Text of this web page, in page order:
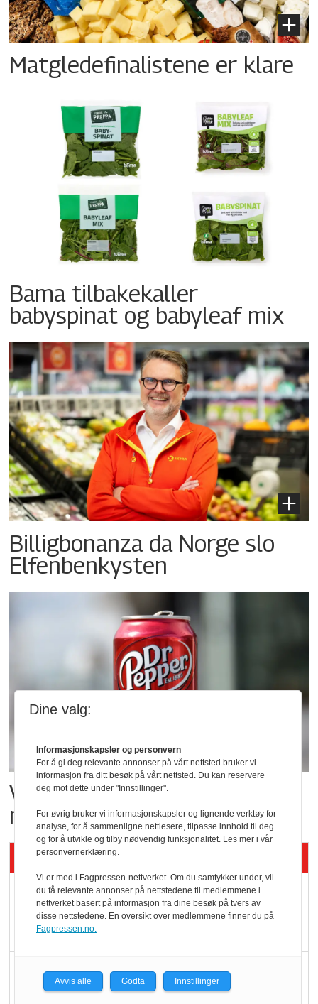
Matgledefinalistene er klare
Bama tilbakekaller
babyspinat og babyleaf mix
Billigbonanza da Norge slo
Elfenbenkysten
Vil vokse i brusmarkedet
med Dr Pepper
Siste artikler - KBS
Mat er viktigere enn
pris når elbilister
Ti bensinstasjoner
legger ned hver måned
Dine valg:
Informasjonskapsler og personvern
For å gi deg relevante annonser på vårt nettsted bruker vi
informasjon fra ditt besøk på vårt nettsted. Du kan reservere
deg mot dette under "Innstillinger".
For øvrig bruker vi informasjonskapsler og lignende verktøy for
analyse, for å sammenligne nettlesere, tilpasse innhold til deg
og for å utvikle og tilby nødvendig funksjonalitet. Les mer i vår
personvernerklæring.
Vi er med i Fagpressen-nettverket. Om du samtykker under, vil
du få relevante annonser på nettstedene til medlemmene i
nettverket basert på informasjon fra dine besøk på tvers av
disse nettstedene. En oversikt over medlemmene finner du på
Fagpressen.no.
Avvis alle Godta Innstillinger